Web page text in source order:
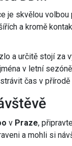
je skvělou
a kromě
a určitě stojí za
v letní
čas v
v Praze,
a mohli si